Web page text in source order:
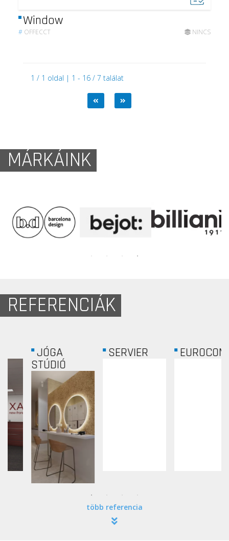
Window
# OFFECCT NINCS
1 / 1 oldal | 1 - 16 / 7 találat
MÁRKÁINK
REFERENCIÁK
SERVIER EUROCOMM
MEC -
több referencia